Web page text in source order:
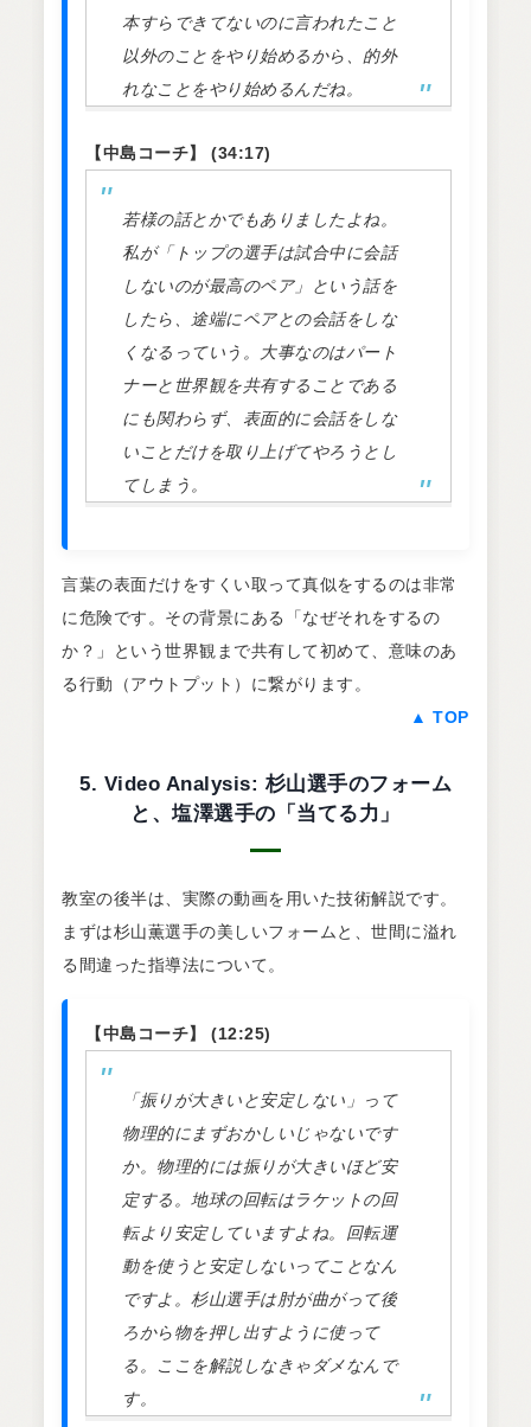
本すらできてないのに言われたこと
以外のことをやり始めるから、的外
れなことをやり始めるんだね。
【中島コーチ】 (34:17)
若様の話とかでもありましたよね。
私が「トップの選手は試合中に会話
しないのが最高のペア」という話を
したら、途端にペアとの会話をしな
くなるっていう。大事なのはパート
ナーと世界観を共有することである
にも関わらず、表面的に会話をしな
いことだけを取り上げてやろうとし
てしまう。
言葉の表面だけをすくい取って真似をするのは非常
に危険です。その背景にある「なぜそれをするの
か？」という世界観まで共有して初めて、意味のあ
る行動（アウトプット）に繋がります。
▲ TOP
5. Video Analysis: 杉山選手のフォーム
と、塩澤選手の「当てる力」
教室の後半は、実際の動画を用いた技術解説です。
まずは杉山薫選手の美しいフォームと、世間に溢れ
る間違った指導法について。
【中島コーチ】 (12:25)
「振りが大きいと安定しない」って
物理的にまずおかしいじゃないです
か。物理的には振りが大きいほど安
定する。地球の回転はラケットの回
転より安定していますよね。回転運
動を使うと安定しないってことなん
ですよ。杉山選手は肘が曲がって後
ろから物を押し出すように使って
る。ここを解説しなきゃダメなんで
す。